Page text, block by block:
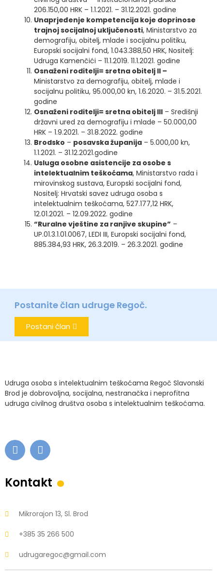
206.150,00 HRK – 1.1.2021. – 31.12.2021. godine
Unaprjeđenje kompetencija koje doprinose
trajnoj socijalnoj uključenosti, Ministarstvo za
demografiju, obitelj, mlade i socijalnu politiku,
Europski socijalni fond, 1.043.388,50 HRK, Nositelj:
Udruga Kamenčići – 11.1.2019. 11.1.2021. godine
Osnaženi roditelji= sretna obitelj II –
Ministarstvo za demografiju, obitelj, mlade i
socijalnu politiku, 95.000,00 kn, 1.6.2020. – 31.5.2021.
godine
Osnaženi roditelji= sretna obitelj III – Središnji
državni ured za demografiju i mlade – 50.000,00
HRK – 1.9.2021. – 31.8.2022. godine
Brodsko – posavska županija – 5.000,00 kn,
1.1.2021. – 31.12.2021.godine
Usluga osobne asistencije za osobe s
intelektualnim teškoćama, Ministarstvo rada i
mirovinskog sustava, Europski socijalni fond,
Nositelj: Hrvatski savez udruga osoba s
intelektualnim teškoćama, 527.177,12 HRK,
12.01.2021. – 12.09.2022. godine
“Ruralne vještine za ranjive skupine” –
UP.01.3.1.01.0067, LEDI III, Europski socijalni fond,
885.384,93 HRK, 26.3.2019. – 26.3.2021. godine
Postanite član udruge Regoč.
Postani član
Udruga osoba s intelektualnim teškoćama Regoč Slavonski
Brod je dobrovoljna, socijalna, nestranačka i neprofitna
udruga civilnog društva osoba s intelektualnim teškoćama.
Kontakt .
Mikrorajon 13, Sl. Brod
+385 35 266 500
udrugaregoc@gmail.com